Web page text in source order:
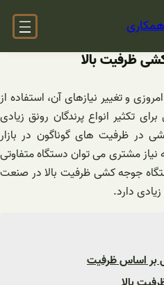
ظرفیت بالا
و تغییر نیازهای آن، استفاده از
تکثیر انواع پرندگان رونق زیادی
در ظرفیت های گوناگون در بازار
مشتری می توان دستگاه متفاوتی
جوجه کشی ظرفیت بالا در صنعت
دارد.
بر اساس ظرفیت